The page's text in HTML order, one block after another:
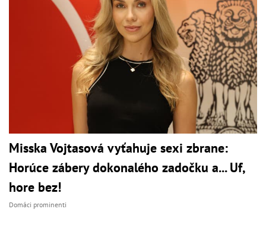
Misska Vojtasová vyťahuje sexi zbrane:
Horúce zábery dokonalého zadočku a... Uf,
hore bez!
Domáci prominenti